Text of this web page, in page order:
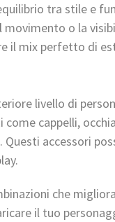
tra stile e
o la
il mix perfetto di
livello di
cappelli,
accessori
che
il tuo